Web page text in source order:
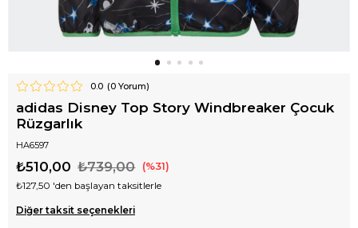
0.0 (0Yorum)
adidas Disney Top Story Windbreaker Çocuk
Rüzgarlık
HA6597
₺739,00
₺510,00 31
₺127,50 'den başlayan taksitlerle
Diğer taksit seçenekleri